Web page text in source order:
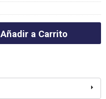
Añadir a Carrito